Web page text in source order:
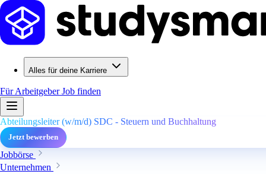
Alles für deine Karriere
Für ArbeitgeberJob finden
Abteilungsleiter (w/m/d) SDC - Steuern und Buchhaltung
Jetzt bewerben
Jobbörse
Unternehmen